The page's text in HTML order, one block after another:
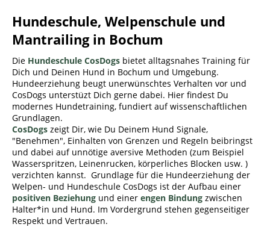
Hundeschule, Welpenschule und
Mantrailing in Bochum
Die Hundeschule CosDogs bietet alltagsnahes Training für
Dich und Deinen Hund in Bochum und Umgebung.
Hundeerziehung beugt unerwünschtes Verhalten vor und
CosDogs unterstüzt Dich gerne dabei. Hier findest Du
modernes Hundetraining, fundiert auf wissenschaftlichen
Grundlagen.
CosDogs zeigt Dir, wie Du Deinem Hund Signale,
"Benehmen", Einhalten von Grenzen und Regeln beibringst
und dabei auf unnötige aversive Methoden (zum Beispiel
Wasserspritzen, Leinenrucken, körperliches Blocken usw. )
verzichten kannst. Grundlage für die Hundeerziehung der
Welpen- und Hundeschule CosDogs ist der Aufbau einer
positiven Beziehung und einer engen Bindung zwischen
Halter*in und Hund. Im Vordergrund stehen gegenseitiger
Respekt und Vertrauen.